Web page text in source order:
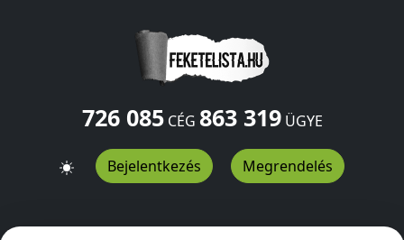
726 085CÉG 863 319ÜGYE
Bejelentkezés Megrendelés